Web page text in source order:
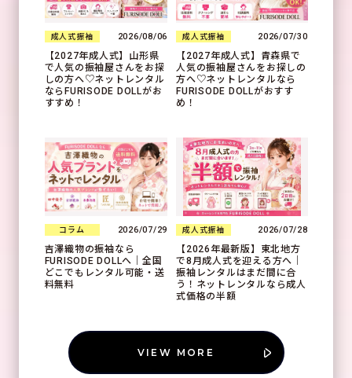
成人式振袖 2026/08/06
【2027年成人式】山形県
で人気の振袖屋さんをお探
しの方へ♡ネットレンタル
ならFURISODE DOLLがお
すすめ！
成人式振袖 2026/07/30
【2027年成人式】青森県で
人気の振袖屋さんをお探しの
方へ♡ネットレンタルなら
FURISODE DOLLがおすす
め！
コラム 2026/07/29
吉澤織物の振袖なら
FURISODE DOLLへ｜全国
どこでもレンタル可能・送
料無料
成人式振袖 2026/07/28
【2026年最新版】東北地方
で8月成人式を迎える方へ｜
振袖レンタルはまだ間に合
う！ネットレンタルなら成人
式価格の半額
VIEW MORE